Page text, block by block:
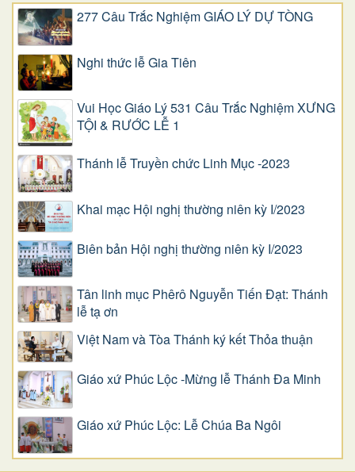
277 Câu Trắc Nghiệm GIÁO LÝ DỰ TÒNG
Nghi thức lễ Gia Tiên
Vui Học Giáo Lý 531 Câu Trắc Nghiệm XƯNG
TỘI & RƯỚC LỄ 1
Thánh lễ Truyền chức Linh Mục -2023
Khai mạc Hội nghị thường niên kỳ I/2023
Biên bản Hội nghị thường niên kỳ I/2023
Tân linh mục Phêrô Nguyễn Tiến Đạt: Thánh
lễ tạ ơn
Việt Nam và Tòa Thánh ký kết Thỏa thuận
Giáo xứ Phúc Lộc -Mừng lễ Thánh Đa Minh
Giáo xứ Phúc Lộc: Lễ Chúa Ba Ngôi